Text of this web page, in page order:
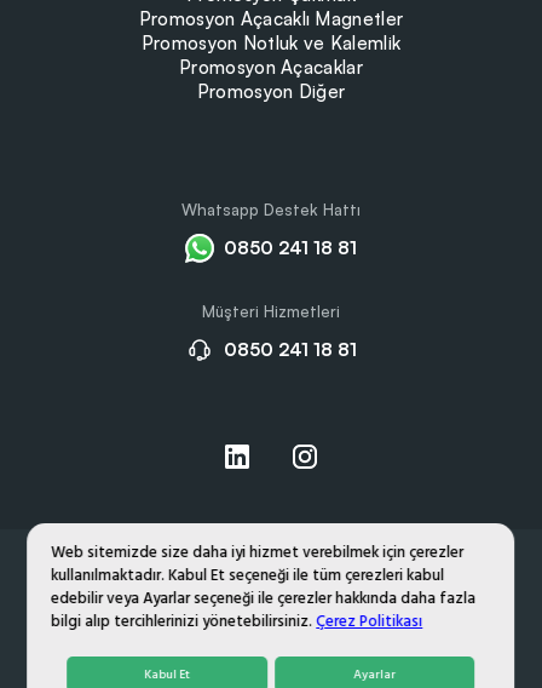
Web sitemizde size daha iyi hizmet verebilmek için çerezler
kullanılmaktadır. Kabul Et seçeneği ile tüm çerezleri kabul
edebilir veya Ayarlar seçeneği ile çerezler hakkında daha fazla
bilgi alıp tercihlerinizi yönetebilirsiniz.Çerez Politikası
Kabul Et Ayarlar
Promosyon Açacaklı Magnetler
Promosyon Notluk ve Kalemlik
Promosyon Açacaklar
Promosyon Diğer
Whatsapp Destek Hattı
0850 241 18 81
Müşteri Hizmetleri
0850 241 18 81
. TÜM HAKLARI SAKLIDIR.
Hakkımızda
Gizlilik ve Çerez Politikası
Kişisel Verilerin Korunması